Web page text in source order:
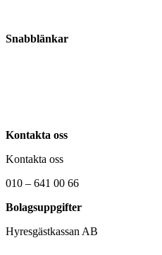
Snabblänkar
Kontakta oss
Kontakta oss
010 – 641 00 66
Bolagsuppgifter
Hyresgästkassan AB